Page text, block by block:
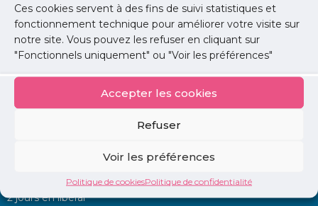
Ces cookies servent à des fins de suivi statistiques et
fonctionnement technique pour améliorer votre visite sur
notre site. Vous pouvez les refuser en cliquant sur
"Fonctionnels uniquement" ou "Voir les préférences"
Accepter les cookies
Refuser
Voir les préférences
Politique de cookiesPolitique de confidentialité
Permanence d’aide à l’installation
2 jours en libéral